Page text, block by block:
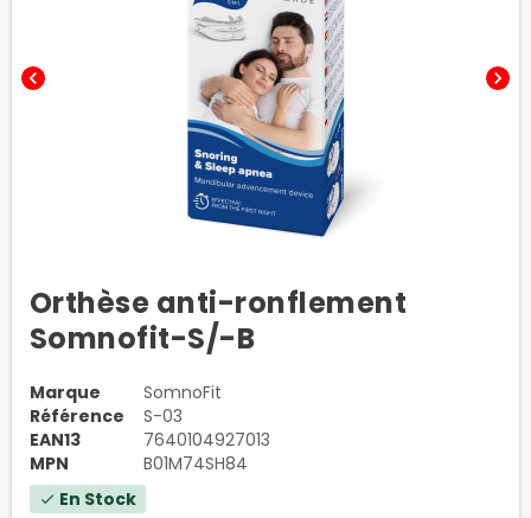
chevron_left chevron_right
Orthèse anti-ronflement
Somnofit-S/-B
Marque
SomnoFit
Référence
S-03
EAN13
7640104927013
MPN
B01M74SH84
check En Stock